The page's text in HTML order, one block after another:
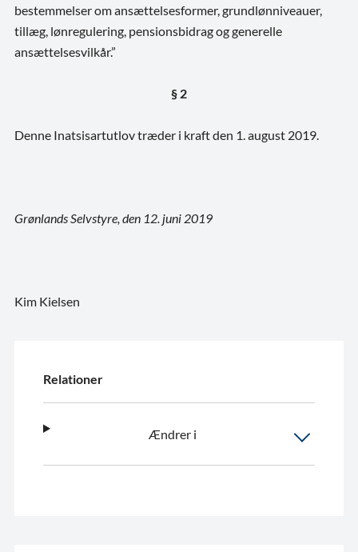
bestemmelser om ansættelsesformer, grundlønniveauer,
tillæg, lønregulering, pensionsbidrag og generelle
ansættelsesvilkår.”
§ 2
Denne Inatsisartutlov træder i kraft den 1. august 2019.
Grønlands Selvstyre, den 12. juni 2019
Kim Kielsen
Relationer
Ændrer i